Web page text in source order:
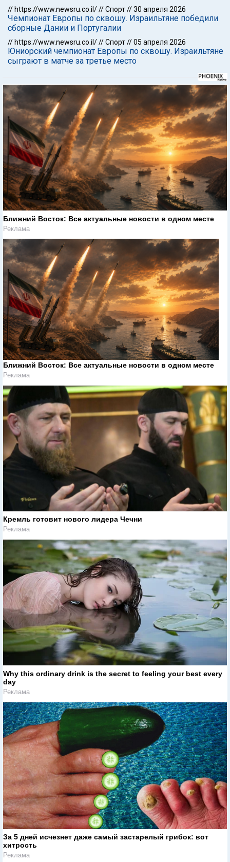
// https://www.newsru.co.il///Спорт//30 апреля 2026
Чемпионат Европы по сквошу. Израильтяне победили
сборные Дании и Португалии
// https://www.newsru.co.il///Спорт//05 апреля 2026
Юниорский чемпионат Европы по сквошу. Израильтяне
сыграют в матче за третье место
Ближний Восток: Все актуальные новости в одном месте
Реклама
Ближний Восток: Все актуальные новости в одном месте
Реклама
Кремль готовит нового лидера Чечни
Реклама
Why this ordinary drink is the secret to feeling your best every
day
Реклама
За 5 дней исчезнет даже самый застарелый грибок: вот
хитрость
Реклама